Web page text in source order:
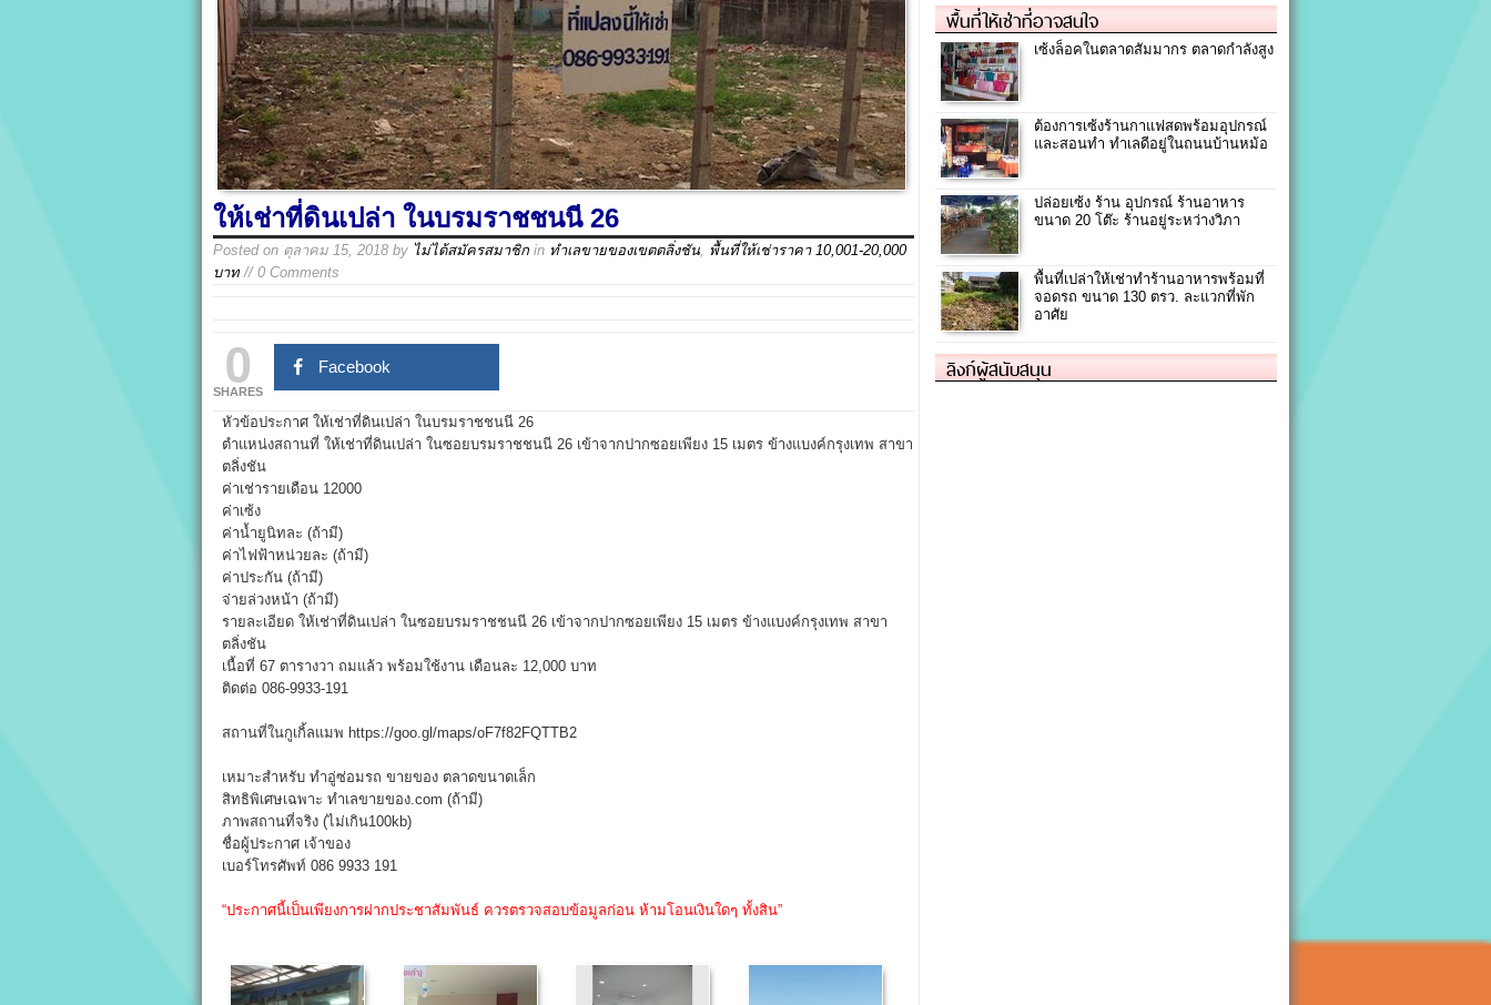
ให้เช่าที่ดินเปล่า ในบรมราชชนนี 26
Posted on ตุลาคม 15, 2018 by ไม่ได้สมัครสมาชิก in ทำเลขายของเขตตลิ่งชัน พื้นที่ให้เช่าราคา 10,001-20,000
บาท// 0 Comments
0
SHARES
Facebook
หัวข้อประกาศ ให้เช่าที่ดินเปล่า ในบรมราชชนนี 26
ตำแหน่งสถานที่ ให้เช่าที่ดินเปล่า ในซอยบรมราชชนนี 26 เข้าจากปากซอยเพียง 15 เมตร ข้างแบงค์กรุงเทพ สาขา
ตลิ่งชัน
ค่าเช่ารายเดือน 12000
ค่าเซ้ง
ค่าน้ำยูนิทละ (ถ้ามี)
ค่าไฟฟ้าหน่วยละ (ถ้ามี)
ค่าประกัน (ถ้ามี)
จ่ายล่วงหน้า (ถ้ามี)
รายละเอียด ให้เช่าที่ดินเปล่า ในซอยบรมราชชนนี 26 เข้าจากปากซอยเพียง 15 เมตร ข้างแบงค์กรุงเทพ สาขา
ตลิ่งชัน
เนื้อที่ 67 ตารางวา ถมแล้ว พร้อมใช้งาน เดือนละ 12,000 บาท
ติดต่อ 086-9933-191
สถานที่ในกูเกิ้ลแมพ https://goo.gl/maps/oF7f82FQTTB2
เหมาะสำหรับ ทำอู่ซ่อมรถ ขายของ ตลาดขนาดเล็ก
สิทธิพิเศษเฉพาะ ทำเลขายของ.com (ถ้ามี)
ภาพสถานที่จริง (ไม่เกิน100kb)
ชื่อผู้ประกาศ เจ้าของ
เบอร์โทรศัพท์ 086 9933 191
“ประกาศนี้เป็นเพียงการฝากประชาสัมพันธ์ ควรตรวจสอบข้อมูลก่อน ห้ามโอนเงินใดๆ ทั้งสิน”
พื้นที่ให้เช่าที่อาจสนใจ
เซ้งล็อคในตลาดสัมมากร ตลาดกำลังสูง
ต้องการเซ้งร้านกาแฟสดพร้อมอุปกรณ์
และสอนทำ ทำเลดีอยู่ในถนนบ้านหม้อ
ปล่อยเซ้ง ร้าน อุปกรณ์ ร้านอาหาร
ขนาด 20 โต๊ะ ร้านอยู่ระหว่างวิภา
พื้นที่เปล่าให้เช่าทำร้านอาหารพร้อมที่
จอดรถ ขนาด 130 ตรว. ละแวกที่พัก
อาศัย
ลิงก์ผู้สนับสนุน